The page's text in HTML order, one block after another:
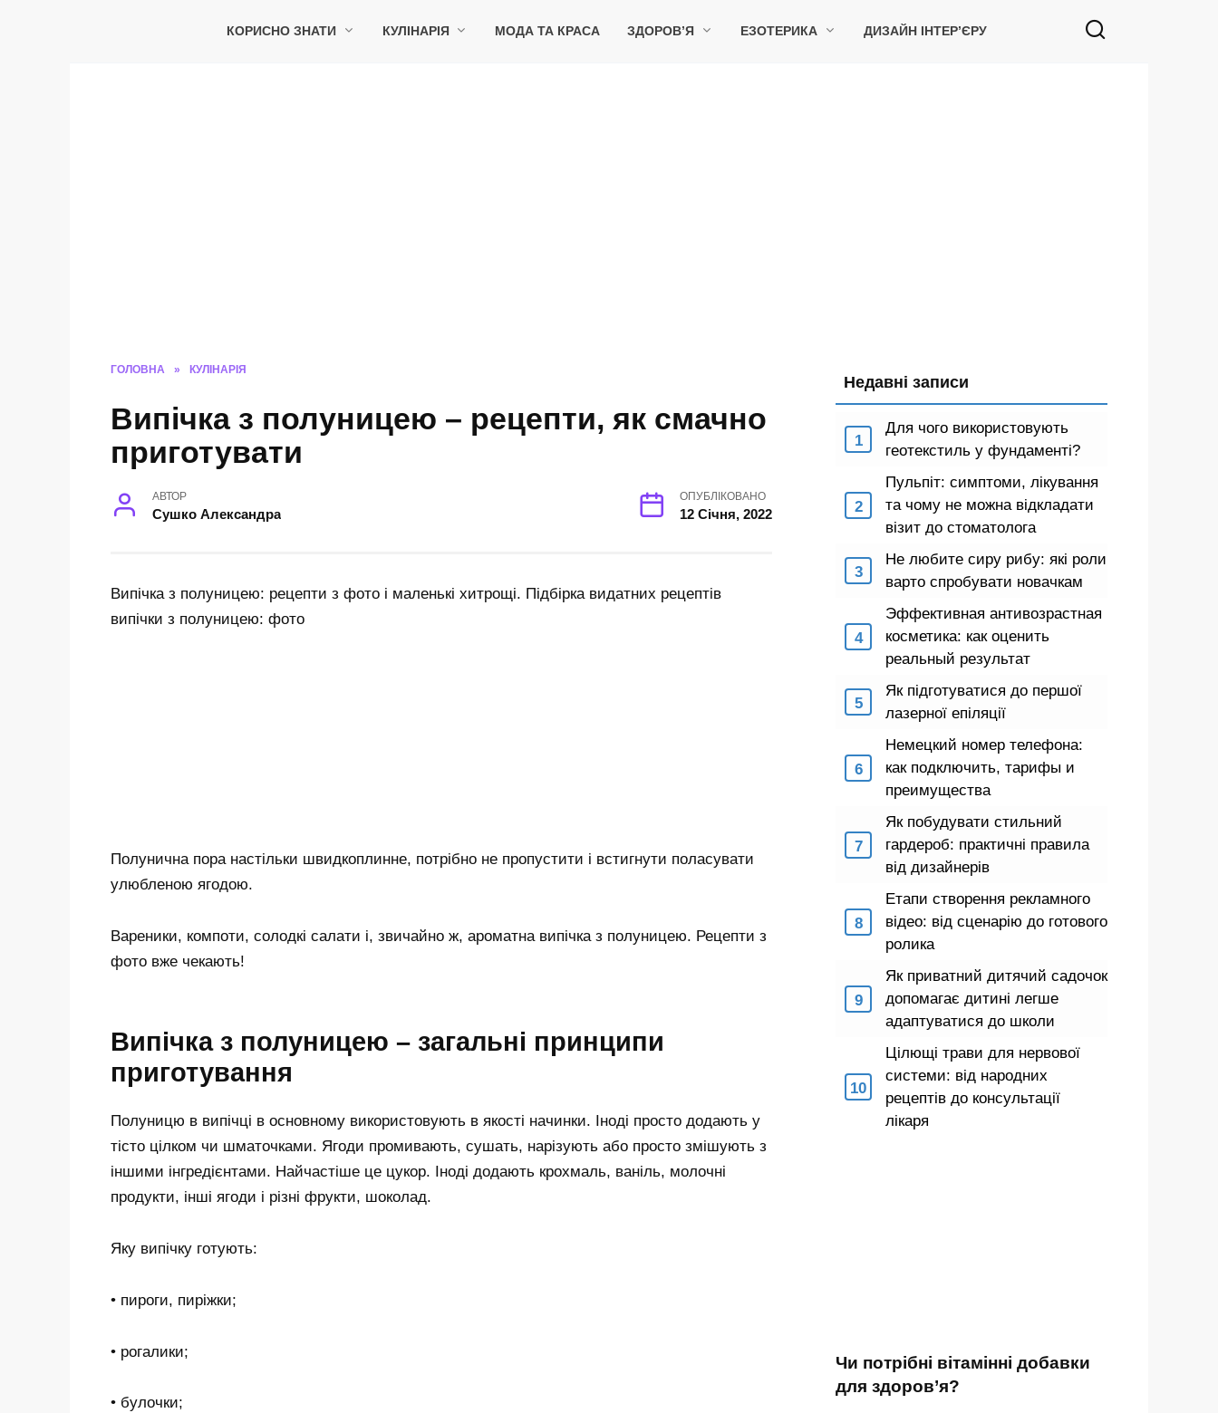
КОРИСНО ЗНАТИ КУЛІНАРІЯ МОДА ТА КРАСА ЗДОРОВ’Я ЕЗОТЕРИКА ДИЗАЙН ІНТЕР’ЄРУ
ГОЛОВНА » КУЛІНАРІЯ
Випічка з полуницею – рецепти, як смачно
приготувати
АВТОР
Сушко Александра
ОПУБЛІКОВАНО
12 Січня, 2022
Випічка з полуницею: рецепти з фото і маленькі хитрощі. Підбірка видатних рецептів
випічки з полуницею: фото
Полунична пора настільки швидкоплинне, потрібно не пропустити і встигнути поласувати
улюбленою ягодою.
Вареники, компоти, солодкі салати і, звичайно ж, ароматна випічка з полуницею. Рецепти з
фото вже чекають!
Випічка з полуницею – загальні принципи
приготування
Полуницю в випічці в основному використовують в якості начинки. Іноді просто додають у
тісто цілком чи шматочками. Ягоди промивають, сушать, нарізують або просто змішують з
іншими інгредієнтами. Найчастіше це цукор. Іноді додають крохмаль, ваніль, молочні
продукти, інші ягоди і різні фрукти, шоколад.
Яку випічку готують:
• пироги, пиріжки;
• рогалики;
• булочки;
Недавні записи
Для чого використовують
геотекстиль у фундаменті?
Пульпіт: симптоми, лікування
та чому не можна відкладати
візит до стоматолога
Не любите сиру рибу: які роли
варто спробувати новачкам
Эффективная антивозрастная
косметика: как оценить
реальный результат
Як підготуватися до першої
лазерної епіляції
Немецкий номер телефона:
как подключить, тарифы и
преимущества
Як побудувати стильний
гардероб: практичні правила
від дизайнерів
Етапи створення рекламного
відео: від сценарію до готового
ролика
Як приватний дитячий садочок
допомагає дитині легше
адаптуватися до школи
Цілющі трави для нервової
системи: від народних
рецептів до консультації
лікаря
Чи потрібні вітамінні добавки
для здоров’я?